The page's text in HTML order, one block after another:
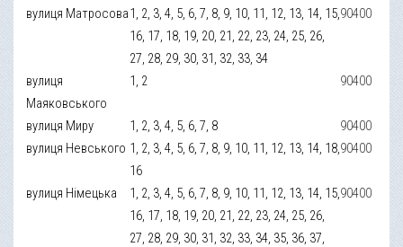
вулиця Матросова1, 2, 3, 4, 5, 6, 7, 8, 9, 10, 11, 12, 13, 14, 15,
16, 17, 18, 19, 20, 21, 22, 23, 24, 25, 26,
27, 28, 29, 30, 31, 32, 33, 34
90400
вулиця
Маяковського
1, 2 90400
вулиця Миру 1, 2, 3, 4, 5, 6, 7, 8
90400
вулиця Невського 1, 2, 3, 4, 5, 6, 7, 8, 9, 10, 11, 12, 13, 14, 18,
16
90400
вулиця Німецька
1, 2, 3, 4, 5, 6, 7, 8, 9, 10, 11, 12, 13, 14, 15,
16, 17, 18, 19, 20, 21, 22, 23, 24, 25, 26,
27, 28, 29, 30, 31, 32, 33, 34, 35, 36, 37,
90400